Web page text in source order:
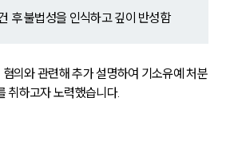
후 불법성을 인식하고 깊이 반성함
의와 관련해 추가 설명하여 기소유예 처분
취하고자 노력했습니다.